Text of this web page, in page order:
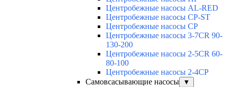
Центробежные насосы AL-RED
Центробежные насосы CP-ST
Центробежные насосы CP
Центробежные насосы 3-7CR 90-
130-200
Центробежные насосы 2-5CR 60-
80-100
Центробежные насосы 2-4CP
Самовсасывающие насосы
▼